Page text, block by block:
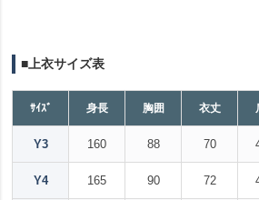
■上衣サイズ表
ｻｲｽﾞ 身長 胸囲 衣丈
Y3 160 88 70
Y4 165 90 72